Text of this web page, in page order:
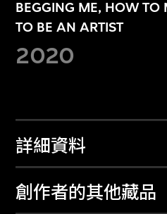
BEGGING ME, HOW TO
TO BE AN ARTIST
2020
詳細資料
創作者的其他藏品